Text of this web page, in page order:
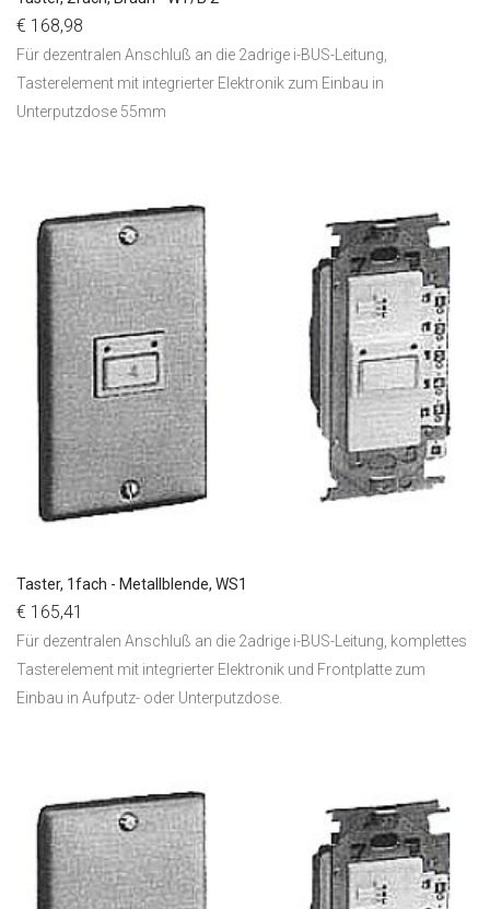
€ 168,98
Für dezentralen Anschluß an die 2adrige i-BUS-Leitung,
Tasterelement mit integrierter Elektronik zum Einbau in
Unterputzdose 55mm
Taster, 1fach - Metallblende, WS1
€ 165,41
Für dezentralen Anschluß an die 2adrige i-BUS-Leitung, komplettes
Tasterelement mit integrierter Elektronik und Frontplatte zum
Einbau in Aufputz- oder Unterputzdose.